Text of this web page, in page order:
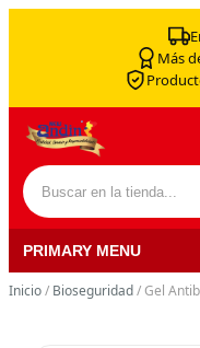
Más
Buscar por:
PRIMARY MENU
Inicio/ Bioseguridad/ Gel